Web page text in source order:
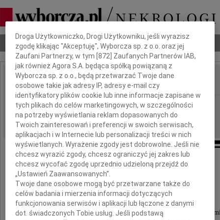
Nekrologi Odeszli Poradnik pogrzebowy
IMIĘ I NAZWISKO:
REGION: Radom
DATA EMISJI: 01.12.2012
Drogiemu Koledze
Miłoszowi Saramakowi
wyrazy głębokiego współczucia z powodu nagłej
Dbamy o Twoją prywatność
Droga Użytkowniczko, Drogi Użytkowniku, jeśli wyrazisz
zgodę klikając "Akceptuję", Wyborcza sp. z o.o. oraz jej
Zaufani Partnerzy, w tym [872 ] Zaufanych Partnerów IAB,
jak również Agora S.A. będąca spółką powiązaną z
Wyborcza sp. z o.o., będą przetwarzać Twoje dane
osobowe takie jak adresy IP, adresy e-mail czy
identyfikatory plików cookie lub inne informacje zapisane w
tych plikach do celów marketingowych, w szczególności
na potrzeby wyświetlania reklam dopasowanych do
Twoich zainteresowań i preferencji w swoich serwisach,
aplikacjach i w Internecie lub personalizacji treści w nich
wyświetlanych. Wyrażenie zgody jest dobrowolne. Jeśli nie
chcesz wyrazić zgody, chcesz ograniczyć jej zakres lub
chcesz wycofać zgodę uprzednio udzieloną przejdź do
„Ustawień Zaawansowanych”.
Twoje dane osobowe mogą być przetwarzane także do
celów badania i mierzenia informacji dotyczących
funkcjonowania serwisów i aplikacji lub łączone z danymi
dot. świadczonych Tobie usług. Jeśli podstawą